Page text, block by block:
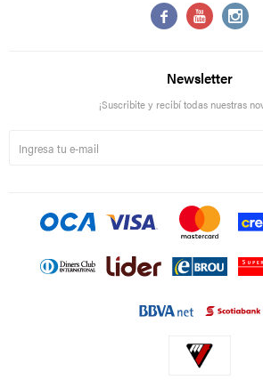
  
Newsletter
¡Suscribite y recibí todas nuestras